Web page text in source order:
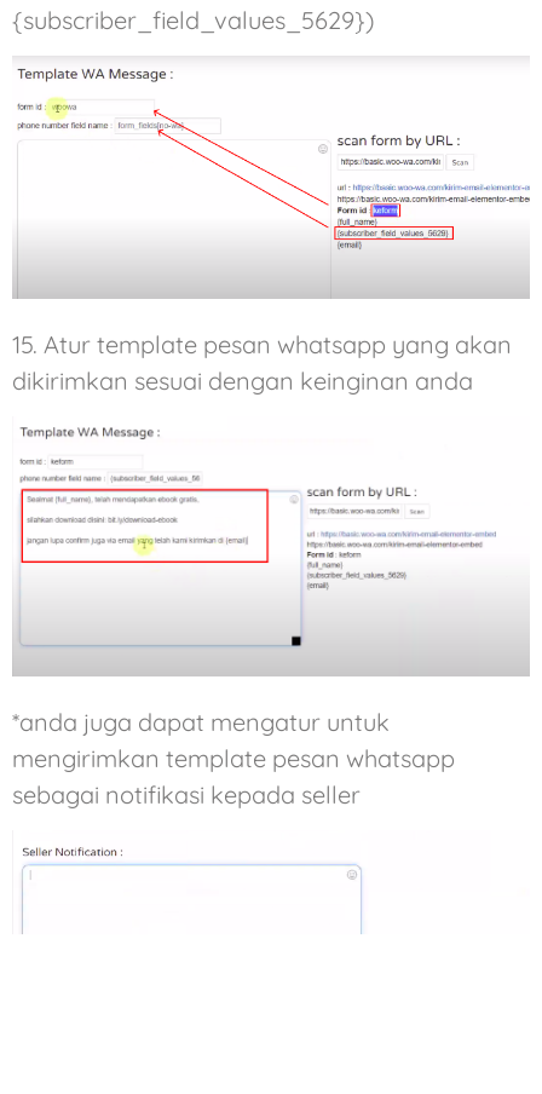
{subscriber_field_values_5629})
15. Atur template pesan whatsapp yang akan
dikirimkan sesuai dengan keinginan anda
*anda juga dapat mengatur untuk
mengirimkan template pesan whatsapp
sebagai notifikasi kepada seller